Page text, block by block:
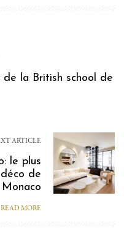
de la British school de
ARTICLE
le plus
de
Monaco
READ MORE